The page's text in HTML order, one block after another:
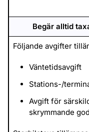
Begär alltid
Följande avgifter
Väntetidsavgift
Stations-/
Avgift för
skrymmande